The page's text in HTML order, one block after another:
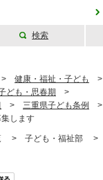
検索
健康・福祉・子ども
>
ども・思春期 >
> 三重県子ども条例
>
します
> 子ども・福祉部 >